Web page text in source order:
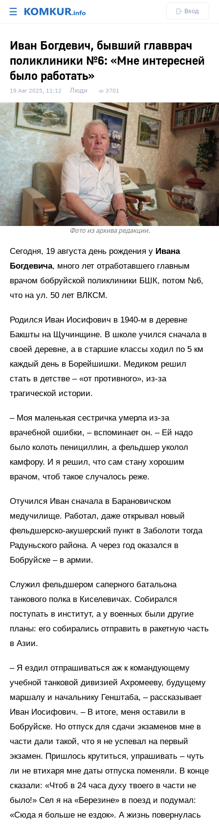
☰ Вход
Иван Богдевич, бывший главврач
поликлиники №6: «Мне интересней
было работать»
19 Авг 2025, 11:12 Люди 3701
Фото из архива редакции.
Сегодня, 19 августа день рождения у Ивана
Богдевича, много лет отработавшего главным
врачом бобруйской поликлиники БШК, потом №6,
что на ул. 50 лет ВЛКСМ.
Родился Иван Иосифович в 1940-м в деревне
Бакшты на Щучинщине. В школе учился сначала в
своей деревне, а в старшие классы ходил по 5 км
каждый день в Борейшишки. Медиком решил
стать в детстве – «от противного», из-за
трагической истории.
– Моя маленькая сестричка умерла из-за
врачебной ошибки, – вспоминает он. – Ей надо
было колоть пенициллин, а фельдшер уколол
камфору. И я решил, что сам стану хорошим
врачом, чтоб такое случалось реже.
Отучился Иван сначала в Барановичском
медучилище. Работал, даже открывал новый
фельдшерско-акушерский пункт в Заболоти тогда
Радуньского района. А через год оказался в
Бобруйске – в армии.
Служил фельдшером саперного батальона
танкового полка в Киселевичах. Собирался
поступать в институт, а у военных были другие
планы: его собирались отправить в ракетную часть
в Азии.
– Я ездил отпрашиваться аж к командующему
учебной танковой дивизией Ахромееву, будущему
маршалу и начальнику Генштаба, – рассказывает
Иван Иосифович. – В итоге, меня оставили в
Бобруйске. Но отпуск для сдачи экзаменов мне в
части дали такой, что я не успевал на первый
экзамен. Пришлось крутиться, упрашивать – чуть
ли не втихаря мне даты отпуска поменяли. В конце
сказали: «Чтоб в 24 часа духу твоего в части не
было!» Сел я на «Березине» в поезд и подумал:
«Сюда я больше не ездок». А жизнь повернулась